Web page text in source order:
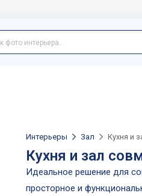
Интерьеры Зал Кухня и
Кухня и зал
Идеальное решение для
просторное и